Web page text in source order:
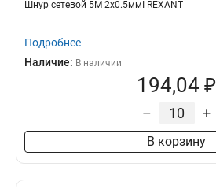
Шнур сетевой 5М 2х0.5ммІ REXANT
Подробнее
Наличие: В наличии
194,04 ₽
– +
В корзину